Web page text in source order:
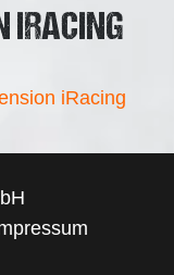
IRACING
iRacing